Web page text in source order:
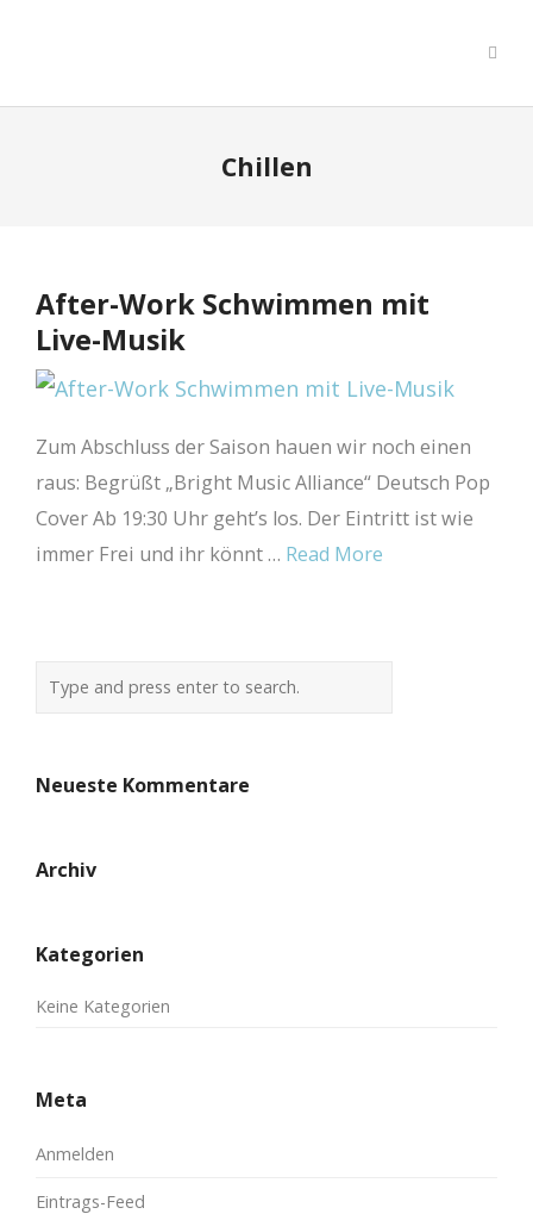
Chillen
After-Work Schwimmen mit
Live-Musik
Zum Abschluss der Saison hauen wir noch einen
raus: Begrüßt „Bright Music Alliance“ Deutsch Pop
Cover Ab 19:30 Uhr geht’s los. Der Eintritt ist wie
immer Frei und ihr könnt … Read More
Neueste Kommentare
Archiv
Kategorien
Keine Kategorien
Meta
Anmelden
Eintrags-Feed